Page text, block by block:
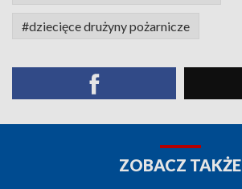
#dziecięce drużyny pożarnicze
ZOBACZ TAKŻE